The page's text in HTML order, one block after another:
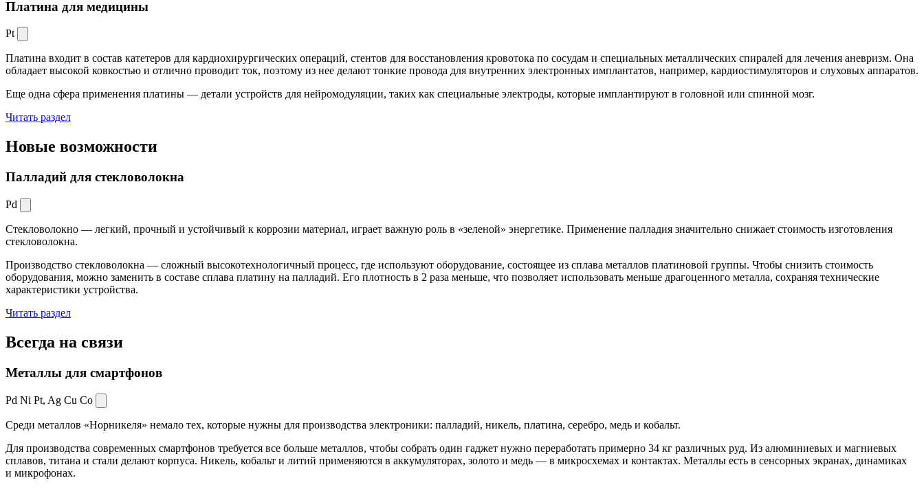
Платина для медицины
Pt
Платина входит в состав катетеров для кардиохирургических операций, стентов для восстановления кровотока по сосудам и специальных металлических спиралей для лечения аневризм. Она
обладает высокой ковкостью и отлично проводит ток, поэтому из нее делают тонкие провода для внутренних электронных имплантатов, например, кардиостимуляторов и слуховых аппаратов.
Еще одна сфера применения платины — детали устройств для нейромодуляции, таких как специальные электроды, которые имплантируют в головной или спинной мозг.
Читать раздел
Новые возможности
Палладий для стекловолокна
Pd
Стекловолокно — легкий, прочный и устойчивый к коррозии материал, играет важную роль в «зеленой» энергетике. Применение палладия значительно снижает стоимость изготовления
стекловолокна.
Производство стекловолокна — сложный высокотехнологичный процесс, где используют оборудование, состоящее из сплава металлов платиновой группы. Чтобы снизить стоимость
оборудования, можно заменить в составе сплава платину на палладий. Его плотность в 2 раза меньше, что позволяет использовать меньше драгоценного металла, сохраняя технические
характеристики устройства.
Читать раздел
Всегда на связи
Металлы для смартфонов
Pd Ni Pt, Ag Cu Co
Среди металлов «Норникеля» немало тех, которые нужны для производства электроники: палладий, никель, платина, серебро, медь и кобальт.
Для производства современных смартфонов требуется все больше металлов, чтобы собрать один гаджет нужно переработать примерно 34 кг различных руд. Из алюминиевых и магниевых
сплавов, титана и стали делают корпуса. Никель, кобальт и литий применяются в аккумуляторах, золото и медь — в микросхемах и контактах. Металлы есть в сенсорных экранах, динамиках
и микрофонах.